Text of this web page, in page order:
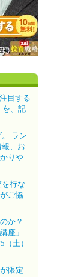
目する
を、記
ラン
、お
りや
行な
ご協
か？
座」
土）
限定